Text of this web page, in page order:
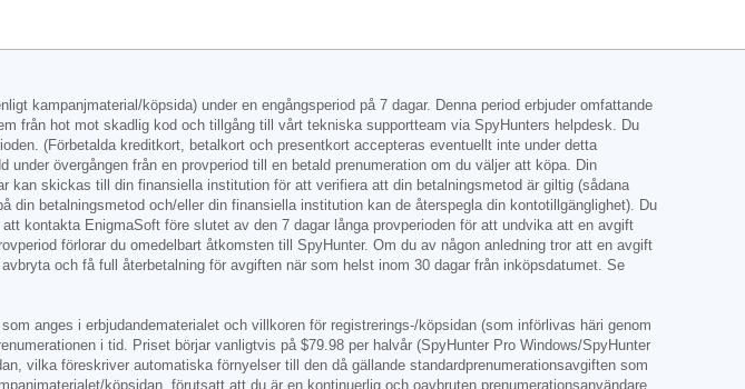
kampanjmaterial/köpsida) under en engångsperiod på 7 dagar. Denna period erbjuder omfattande
från hot mot skadlig kod och tillgång till vårt tekniska supportteam via SpyHunters helpdesk. Du
(Förbetalda kreditkort, betalkort och presentkort accepteras eventuellt inte under detta
övergången från en provperiod till en betald prenumeration om du väljer att köpa. Din
kan skickas till din finansiella institution för att verifiera att din betalningsmetod är giltig (sådana
betalningsmetod och/eller din finansiella institution kan de återspegla din kontotillgänglighet). Du
kontakta EnigmaSoft före slutet av den 7 dagar långa provperioden för att undvika att en avgift
förlorar du omedelbart åtkomsten till SpyHunter. Om du av någon anledning tror att en avgift
och få full återbetalning för avgiften när som helst inom 30 dagar från inköpsdatumet. Se
anges i erbjudandematerialet och villkoren för registrerings-/köpsidan (som införlivas häri genom
i tid. Priset börjar vanligtvis på $79.98 per halvår (SpyHunter Pro Windows/SpyHunter
vilka föreskriver automatiska förnyelser till den då gällande standardprenumerationsavgiften som
köpsidan, förutsatt att du är en kontinuerlig och oavbruten prenumerationsanvändare.